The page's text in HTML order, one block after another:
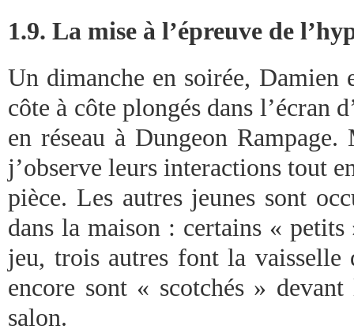
1.9. La mise à l’épreuve de
Un dimanche en soirée, Damien
côte à côte plongés dans l’écran
en réseau à Dungeon Rampage.
j’observe leurs interactions tout
pièce. Les autres jeunes sont
dans la maison : certains «
jeu, trois autres font la vaisselle
encore sont « scotchés »
salon.